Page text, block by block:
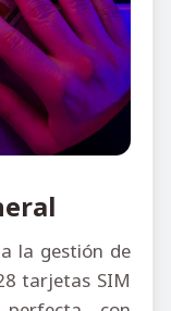
la gestión de
tarjetas SIM